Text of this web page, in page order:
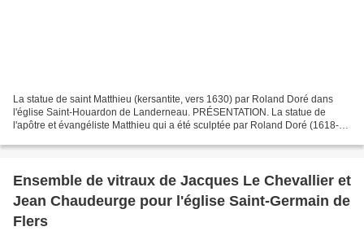
La statue de saint Matthieu (kersantite, vers 1630) par Roland Doré dans
l'église Saint-Houardon de Landerneau. PRÉSENTATION. La statue de
l'apôtre et évangéliste Matthieu qui a été sculptée par Roland Doré (1618-
Ensemble de vitraux de Jacques Le Chevallier et
Jean Chaudeurge pour l'église Saint-Germain de
Flers